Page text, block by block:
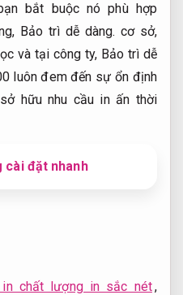
bắt buộc nó phù hợp
Bảo trì dễ dàng. cơ sở,
và tại công ty, Bảo trì dễ
luôn đem đến sự ổn định
hữu nhu cầu in ấn thời
cài đặt nhanh
in chất lượng in sắc nét,